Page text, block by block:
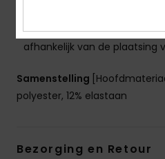
De look van het product
afhankelijk van de plaatsing
Samenstelling
polyester, 12% elastaan
Bezorging en Retour